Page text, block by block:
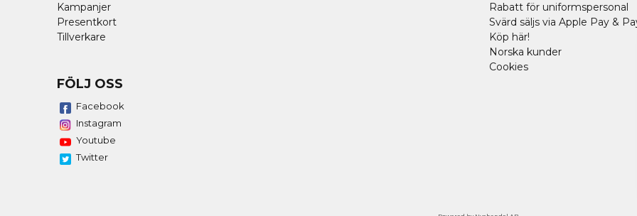
Kampanjer
Presentkort
Tillverkare
Rabatt för uniformspersonal
Svärd säljs via Apple Pay &
Köp här!
Norska kunder
Cookies
FÖLJ OSS
Facebook
Instagram
Youtube
Twitter